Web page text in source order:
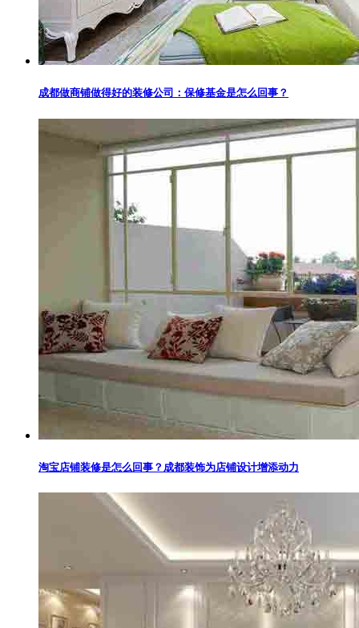
成都做商铺做得好的装修公司：保修基金是怎么回事？
淘宝店铺装修是怎么回事？成都装饰为店铺设计增添动力